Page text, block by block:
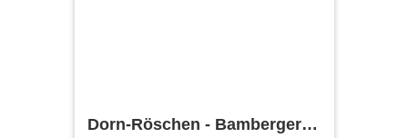
Dorn-Röschen - Bamberger